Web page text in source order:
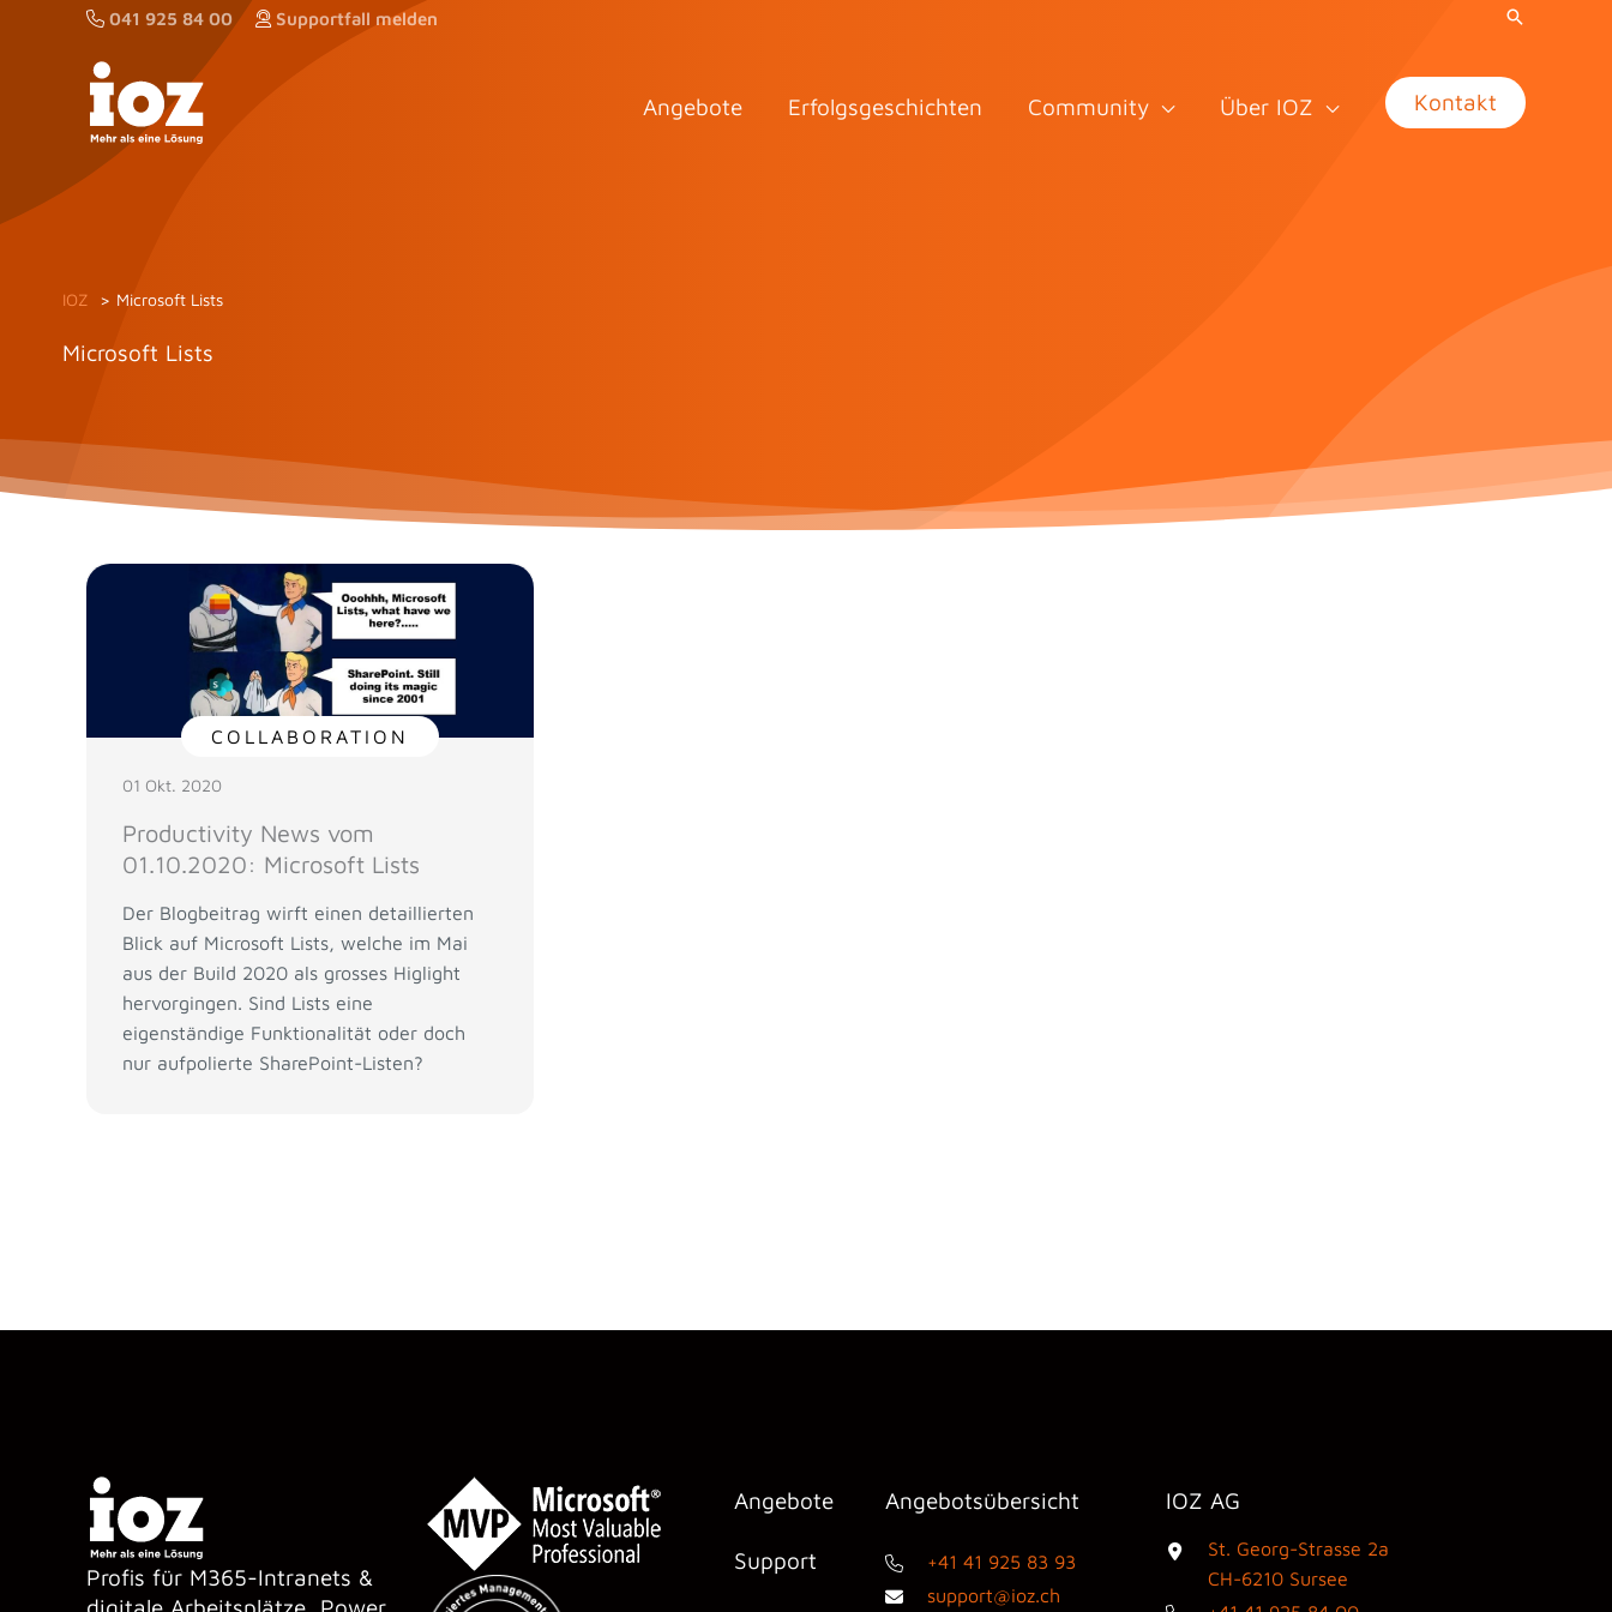
041 925 84 00 Supportfall melden
Angebote Erfolgsgeschichten Community Über IOZ Kontakt
IOZ Microsoft Lists
Microsoft Lists
COLLABORATION
01 Okt. 2020
Productivity News vom
01.10.2020: Microsoft Lists
Der Blogbeitrag wirft einen detaillierten
Blick auf Microsoft Lists, welche im Mai
aus der Build 2020 als grosses Higlight
hervorgingen. Sind Lists eine
eigenständige Funktionalität oder doch
nur aufpolierte SharePoint-Listen?
Profis für M365-Intranets &
Angebote Angebotsübersicht
Support
+41 41 925 83 93
support@ioz.ch
IOZ AG
St. Georg-Strasse 2a
CH-6210 Sursee